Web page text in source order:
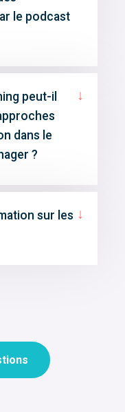
le podcast
peut-il
dans le
?
↓
sur les ↓